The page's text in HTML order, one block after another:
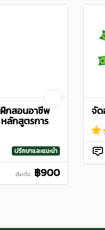
กสอนอาชีพ
ลักสูตรการ
ปรึกษาและแนะนำ
เริ่มต้น ฿900
จัด